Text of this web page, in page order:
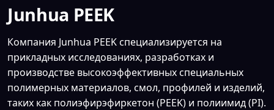
Junhua PEEK
Компания Junhua PEEK специализируется на
прикладных исследованиях, разработках и
производстве высокоэффективных специальных
полимерных материалов, смол, профилей и изделий,
таких как полиэфирэфиркетон (PEEK) и полиимид (PI).